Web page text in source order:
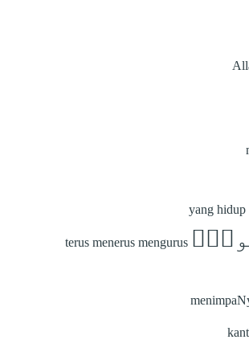
yang hidup
terus menerus mengurus